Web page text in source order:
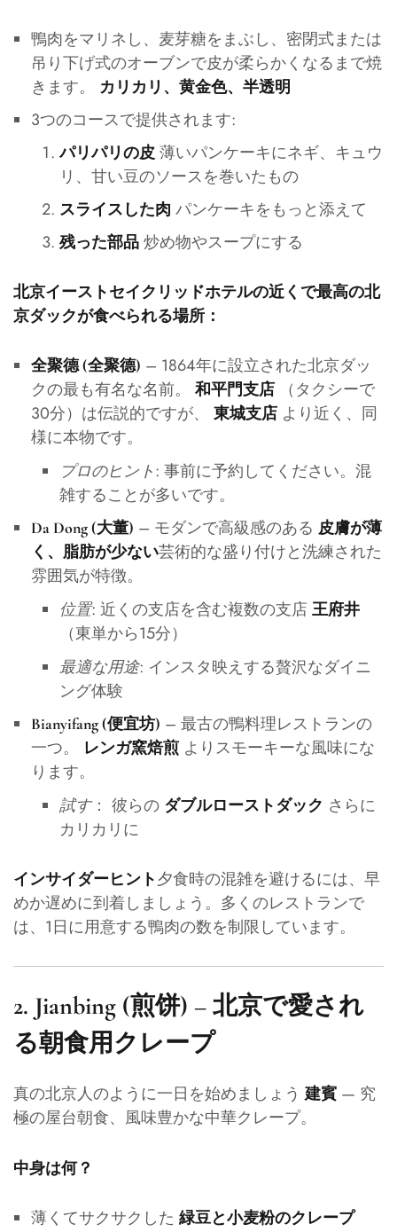
鴨肉をマリネし、麦芽糖をまぶし、密閉式または
吊り下げ式のオーブンで皮が柔らかくなるまで焼
きます。
カリカリ、黄金色、半透明
3つのコースで提供されます:
パリパリの皮薄いパンケーキにネギ、キュウ
リ、甘い豆のソースを巻いたもの
スライスした肉 パンケーキをもっと添えて
残った部品炒め物やスープにする
北京イーストセイクリッドホテルの近くで最高の北
京ダックが食べられる場所：
全聚德 (全聚德) – 1864年に設立された北京ダッ
クの最も有名な名前。
和平門支店（タクシーで
30分）は伝説的ですが、
東城支店より近く、同
様に本物です。
プロのヒント: 事前に予約してください。混
雑することが多いです。
Da Dong (大董) – モダンで高級感のある 皮膚が薄
く、脂肪が少ない芸術的な盛り付けと洗練された
雰囲気が特徴。
位置: 近くの支店を含む複数の支店 王府井
（東単から15分）
最適な用途: インスタ映えする贅沢なダイニ
ング体験
Bianyifang (便宜坊) – 最古の鴨料理レストランの
一つ。
レンガ窯焙煎よりスモーキーな風味にな
ります。
試す： 彼らの ダブルローストダック さらに
カリカリに
インサイダーヒント夕食時の混雑を避けるには、早
めか遅めに到着しましょう。多くのレストランで
は、1日に用意する鴨肉の数を制限しています。
2. Jianbing (煎饼) – 北京で愛され
る朝食用クレープ
真の北京人のように一日を始めましょう建賓 — 究
極の屋台朝食、風味豊かな中華クレープ。
中身は何？
薄くてサクサクした 緑豆と小麦粉のクレープ